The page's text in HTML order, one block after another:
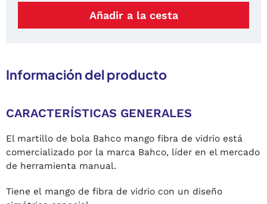
Añadir a la cesta
Información del producto
CARACTERÍSTICAS GENERALES
El martillo de bola Bahco mango fibra de vidrio está
comercializado por la marca Bahco, líder en el mercado
de herramienta manual.
Tiene el mango de fibra de vidrio con un diseño